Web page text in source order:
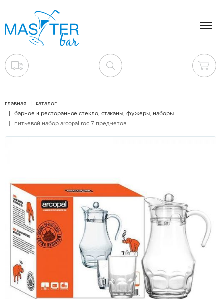
главная
каталог
барное и ресторанное стекло, стаканы, фужеры, наборы
питьевой набор arcopal roc 7 предметов